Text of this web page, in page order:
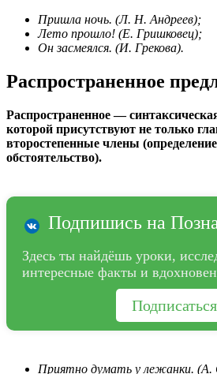
Пришла ночь. (Л. Н. Андреев);
Лето прошло! (Е. Гришковец);
Он засмеялся. (И. Грекова).
Распространенное
Распространенное —
которой присутствуют не только
второстепенные члены
обстоятельство).
Подпишись на
Здесь ты найдёшь уроки,
интересные факты и
Приятно думать у лежанки.